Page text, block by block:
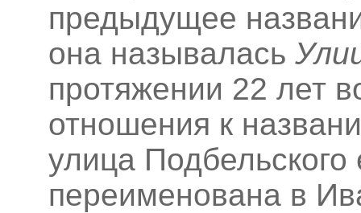
предыдущее
она называлась
протяжении 22 лет
отношения к
улица
переименована в